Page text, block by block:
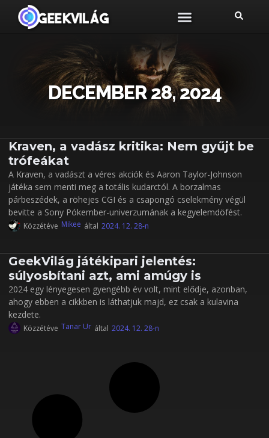
DECEMBER 28, 2024
Kraven, a vadász kritika: Nem gyűjt be
trófeákat
A Kraven, a vadászt a véres akciók és Aaron Taylor-Johnson
játéka sem menti meg a totális kudarctól. A borzalmas
párbeszédek, a röhejes CGI és a csapongó cselekmény végül
bevitte a Sony Pókember-univerzumának a kegyelemdöfést.
Közzétéve Mikee által 2024. 12. 28-n
GeekVilág játékipari jelentés:
súlyosbítani azt, ami amúgy is
2024 egy lényegesen gyengébb év volt, mint elődje, azonban,
ahogy ebben a cikkben is láthatjuk majd, ez csak a kulavina
kezdete.
Közzétéve Tanar Ur által 2024. 12. 28-n